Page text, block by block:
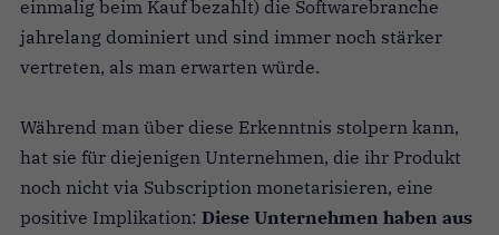
einmalig beim Kauf bezahlt) die Softwarebranche
jahrelang dominiert und sind immer noch stärker
vertreten, als man erwarten würde.
Während man über diese Erkenntnis stolpern kann,
hat sie für diejenigen Unternehmen, die ihr Produkt
noch nicht via Subscription monetarisieren, eine
positive Implikation: Diese Unternehmen haben aus